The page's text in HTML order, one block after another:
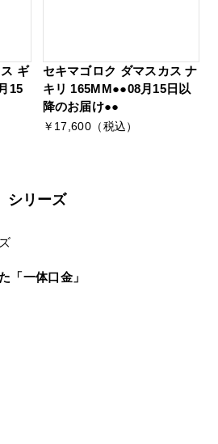
ギ
15
セキマゴロク ダマスカス ナ
キリ 165MM●●08月15日以
降のお届け●●
￥17,600（税込）
シリーズ
「一体口金」